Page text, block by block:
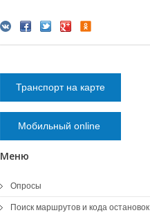
Транспорт на карте
Мобильный online
Меню
Опросы
Поиск маршрутов и кода остановок